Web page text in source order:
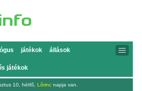
játékok állások
játékok
10, hétfő, Lőrinc napja van.